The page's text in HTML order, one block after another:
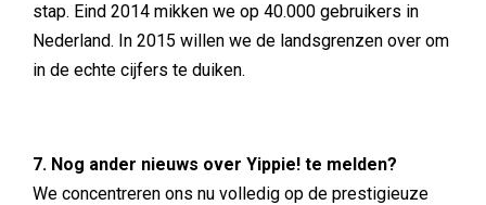
stap. Eind 2014 mikken we op 40.000 gebruikers in
Nederland. In 2015 willen we de landsgrenzen over om
in de echte cijfers te duiken.
7. Nog ander nieuws over Yippie! te melden?
We concentreren ons nu volledig op de prestigieuze